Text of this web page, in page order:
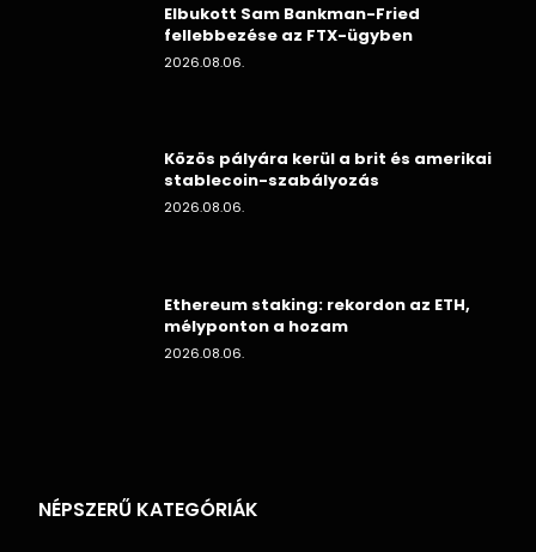
Elbukott Sam Bankman-Fried
fellebbezése az FTX-ügyben
2026.08.06.
Közös pályára kerül a brit és amerikai
stablecoin-szabályozás
2026.08.06.
Ethereum staking: rekordon az ETH,
mélyponton a hozam
2026.08.06.
NÉPSZERŰ KATEGÓRIÁK